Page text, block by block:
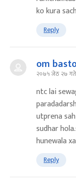
ko kura
Reply
om
२०७५ जेठ २७
ntc lai
utprena
sudhar
hunewala
Reply